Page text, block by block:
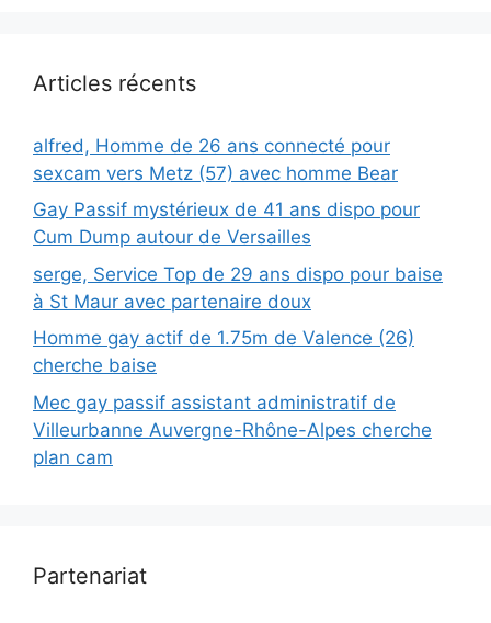
Articles récents
alfred, Homme de 26 ans connecté pour
sexcam vers Metz (57) avec homme Bear
Gay Passif mystérieux de 41 ans dispo pour
Cum Dump autour de Versailles
serge, Service Top de 29 ans dispo pour baise
à St Maur avec partenaire doux
Homme gay actif de 1.75m de Valence (26)
cherche baise
Mec gay passif assistant administratif de
Villeurbanne Auvergne-Rhône-Alpes cherche
plan cam
Partenariat